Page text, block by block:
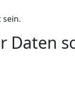
sein.